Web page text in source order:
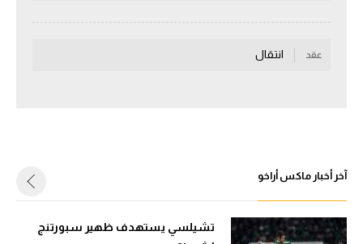
سعودي في الجول
الدوري الإنجليزي
رياضات أخرى
أمم إفريقيا
عقد انتقال
آخر أخبار ماكس أراخو
تشيلسي يستهدف ظهير سبورتنج